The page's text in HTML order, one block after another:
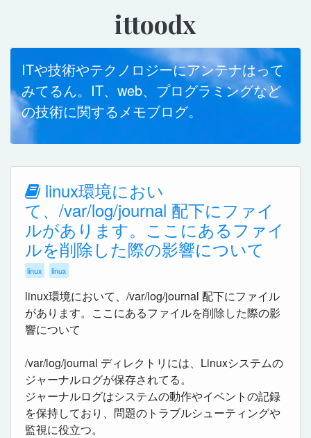
ittoodx
ITや技術やテクノロジーにアンテナはって
みてるん。IT、web、プログラミングなど
の技術に関するメモブログ。
linux環境におい
て、/var/log/journal 配下にファイ
ルがあります。ここにあるファイ
ルを削除した際の影響について
linux linux
linux環境において、/var/log/journal 配下にファイル
があります。ここにあるファイルを削除した際の影
響について
/var/log/journal ディレクトリには、Linuxシステムの
ジャーナルログが保存されてる。
ジャーナルログはシステムの動作やイベントの記録
を保持しており、問題のトラブルシューティングや
監視に役立つ。